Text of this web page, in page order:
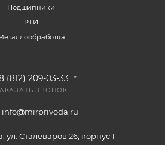
Подшипники
РТИ
(812) 209-03-33
ЗВОНОК
info@mirprivoda.ru
ул. Сталеваров 26, корпус 1